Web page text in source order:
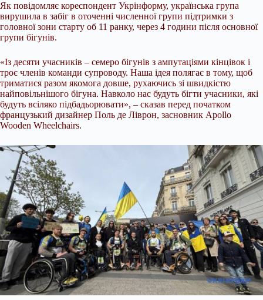
Як повідомляє кореспондент Укрінформу, українська група
вирушила в забіг в оточенні численної групи підтримки з
головної зони старту об 11 ранку, через 4 години після основної
групи бігунів.
«Із десяти учасників – семеро бігунів з ампутаціями кінцівок і
троє членів команди супроводу. Наша ідея полягає в тому, щоб
триматися разом якомога довше, рухаючись зі швидкістю
найповільнішого бігуна. Навколо нас будуть бігти учасники, які
будуть всіляко підбадьорювати», – сказав перед початком
французький дизайнер Поль де Ліврон, засновник Apollo
Wooden Wheelchairs.